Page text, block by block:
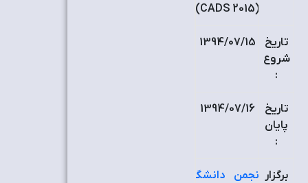
(CADS 2015)
تاریخ
شروع
:
1394/07/15
تاریخ
پایان
:
1394/07/16
برگزار انجمن
دانشگاه